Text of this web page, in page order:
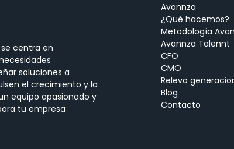
centra en
soluciones a
el crecimiento y la
equipo apasionado y
tu empresa
Avannza
¿Qué hacemos?
Metodología
Avannza Talennt
CFO
CMO
Relevo
Blog
Contacto